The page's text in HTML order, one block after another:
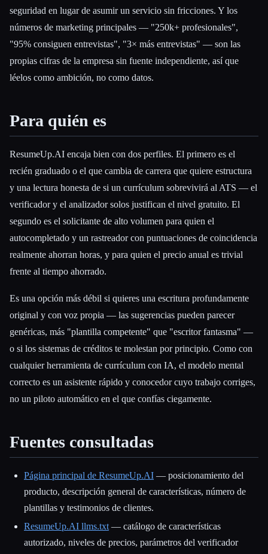
seguridad en lugar de asumir un servicio sin fricciones. Y los
números de marketing principales — "250k+ profesionales",
"95% consiguen entrevistas", "3× más entrevistas" — son las
propias cifras de la empresa sin fuente independiente, así que
léelos como ambición, no como datos.
Para quién es
ResumeUp.AI encaja bien con dos perfiles. El primero es el
recién graduado o el que cambia de carrera que quiere estructura
y una lectura honesta de si un currículum sobrevivirá al ATS — el
verificador y el analizador solos justifican el nivel gratuito. El
segundo es el solicitante de alto volumen para quien el
autocompletado y un rastreador con puntuaciones de coincidencia
realmente ahorran horas, y para quien el precio anual es trivial
frente al tiempo ahorrado.
Es una opción más débil si quieres una escritura profundamente
original y con voz propia — las sugerencias pueden parecer
genéricas, más "plantilla competente" que "escritor fantasma" —
o si los sistemas de créditos te molestan por principio. Como con
cualquier herramienta de currículum con IA, el modelo mental
correcto es un asistente rápido y conocedor cuyo trabajo corriges,
no un piloto automático en el que confías ciegamente.
Fuentes consultadas
Página principal de ResumeUp.AI — posicionamiento del
producto, descripción general de características, número de
plantillas y testimonios de clientes.
ResumeUp.AI llms.txt— catálogo de características
autorizado, niveles de precios, parámetros del verificador